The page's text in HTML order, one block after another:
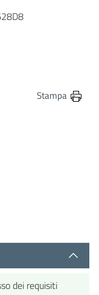
Facebook
su Twitter
pagina su Linkedin
questa pagina via
Stampa
dei requisiti